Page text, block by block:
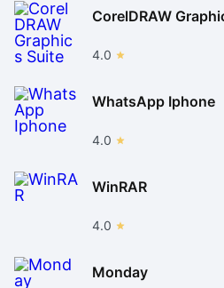
CorelDRAW
4.0
WhatsApp Iphone
4.0
WinRAR
4.0
Monday